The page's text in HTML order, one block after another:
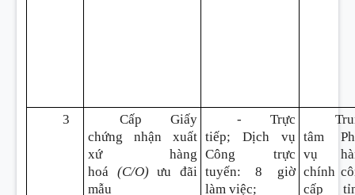
3
Cấp Giấy
chứng nhận xuất
xứ hàng
hoá (C/O)ưu đãi
mẫu
- Trực
tiếp; Dịch vụ
Công trực
tuyến: 8 giờ
làm việc;
tâm
vụ
chính
cấp